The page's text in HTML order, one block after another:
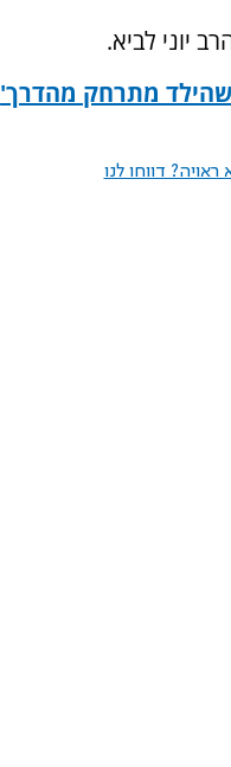
יוני לביא.
מתרחק מהדרך'
דווחו לנו